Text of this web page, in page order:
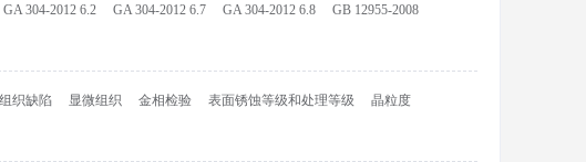
GA 304-2012 6.2 GA 304-2012 6.7 GA 304-2012 6.8
GB 12955-2008
织缺陷 显微组织 金相检验 表面锈蚀等级和处理等级 晶粒度